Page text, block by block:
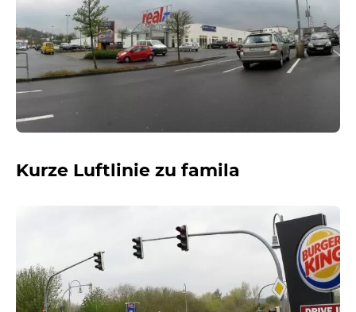
Kurze Luftlinie zu famila